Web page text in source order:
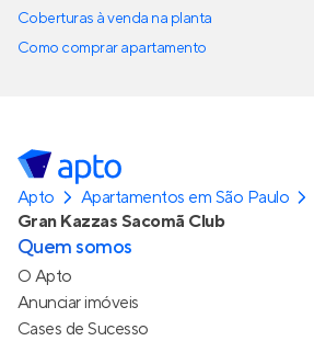
Coberturas à venda na planta
Como comprar apartamento
Apto Apartamentos em São Paulo
Gran Kazzas Sacomã Club
Quem somos
O Apto
Anunciar imóveis
Cases de Sucesso